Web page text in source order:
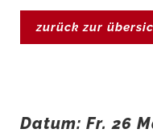
zurück zur
Datum: Fr. 26